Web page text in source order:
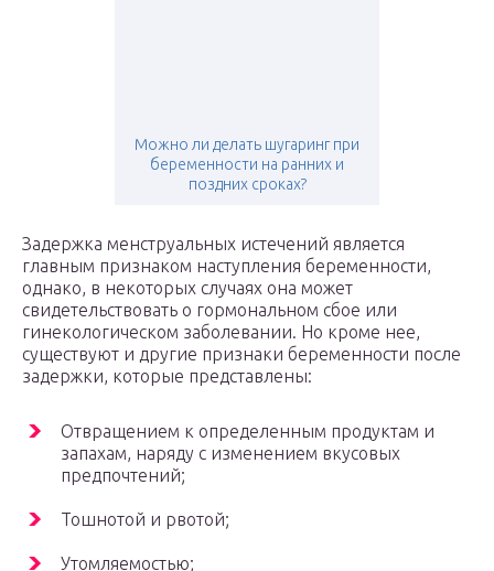
Можно ли делать шугаринг при
беременности на ранних и
поздних сроках?
Задержка менструальных истечений является
главным признаком наступления беременности,
однако, в некоторых случаях она может
свидетельствовать о гормональном сбое или
гинекологическом заболевании. Но кроме нее,
существуют и другие признаки беременности после
задержки, которые представлены:
Отвращением к определенным продуктам и
запахам, наряду с изменением вкусовых
предпочтений;
Тошнотой и рвотой;
Утомляемостью;